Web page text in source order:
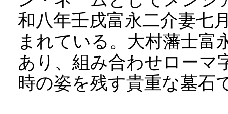
和八年壬戌富永二介妻七
まれている。大村藩士富
あり、組み合わせローマ
時の姿を残す貴重な墓石